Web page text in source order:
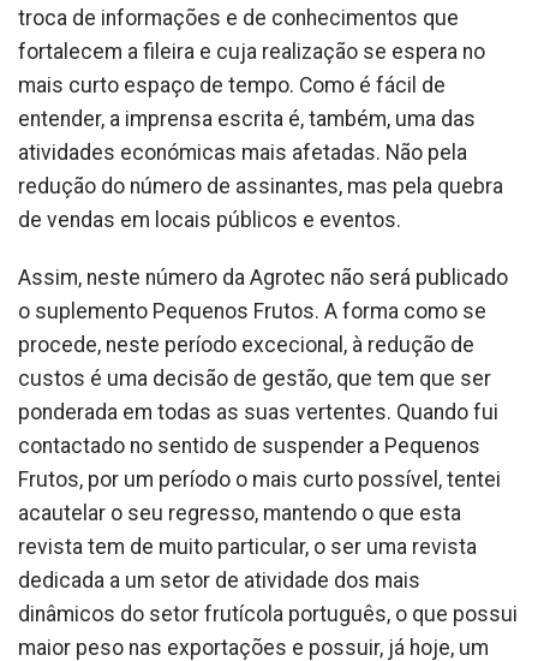
troca de informações e de conhecimentos que
fortalecem a fileira e cuja realização se espera no
mais curto espaço de tempo. Como é fácil de
entender, a imprensa escrita é, também, uma das
atividades económicas mais afetadas. Não pela
redução do número de assinantes, mas pela quebra
de vendas em locais públicos e eventos.
Assim, neste número da Agrotec não será publicado
o suplemento Pequenos Frutos. A forma como se
procede, neste período excecional, à redução de
custos é uma decisão de gestão, que tem que ser
ponderada em todas as suas vertentes. Quando fui
contactado no sentido de suspender a Pequenos
Frutos, por um período o mais curto possível, tentei
acautelar o seu regresso, mantendo o que esta
revista tem de muito particular, o ser uma revista
dedicada a um setor de atividade dos mais
dinâmicos do setor frutícola português, o que possui
maior peso nas exportações e possuir, já hoje, um